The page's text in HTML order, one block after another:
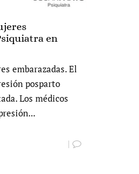
en
embarazadas. El
posparto
Los médicos
|